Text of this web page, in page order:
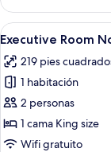
Lift
Room
Non
AC
No
Lift
Abrir
todas
las
fotos
de
Executive
Room
6
Executive Room
219 pies
1 habitación
2 personas
1 cama King size
Wifi gratuito